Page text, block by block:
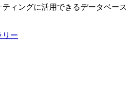
ィングに活用できるデータベース